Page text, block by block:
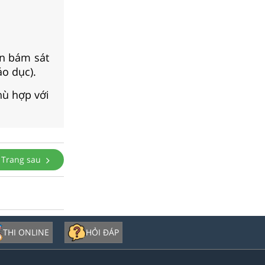
bám sát
dục).
hợp với
Trang sau
THI ONLINE HỎI ĐÁP